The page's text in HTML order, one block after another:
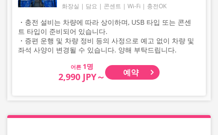
화장실 담요 콘센트 Wi-Fi 충전OK
・충전 설비는 차량에 따라 상이하며, USB 타입 또는 콘센
트 타입이 준비되어 있습니다.
・증편 운행 및 차량 정비 등의 사정으로 예고 없이 차량 및
좌석 사양이 변경될 수 있습니다. 양해 부탁드립니다.
어른
2,990 JPY～ 예약